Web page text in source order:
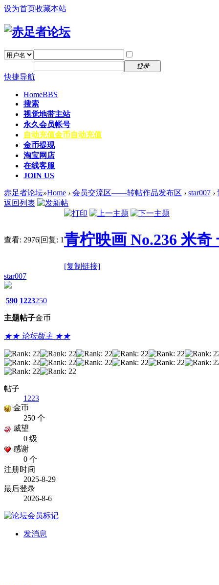
设为首页收藏本站
登录
快捷导航
HomeBBS
搜索
视觉地带主站
永久会员帐号
自动充值金币自动充值
金币提现
淘宝网店
在线客服
JOIN US
赤足者论坛»Home › 会员交流区——转帖作品发布区 › star007 ›
返回列表
查看: 2976|回复: 1青柠映画 No.236 米
[复制链接]
star007
590
主题
1223
帖子
250
金币
★★ 论坛版主 ★★
帖子
1223
金币
250 个
威望
0 级
感谢
0 个
注册时间
2025-8-29
最后登录
2026-8-6
发消息